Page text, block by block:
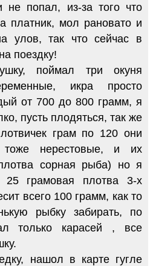
не попал, из-за того что
платник, мол рановато и
улов, так что сейчас в
поездку!
поймал три окуня
икра просто
от 700 до 800 грамм, я
пусть плодяться, так же
грам по 120 они
тоже нерестовые, и их
сорная рыба) но я
25 грамовая плотва 3-х
всего 100 грамм, как то
рыбку забирать, по
только карасей , все
нашол в карте гугле